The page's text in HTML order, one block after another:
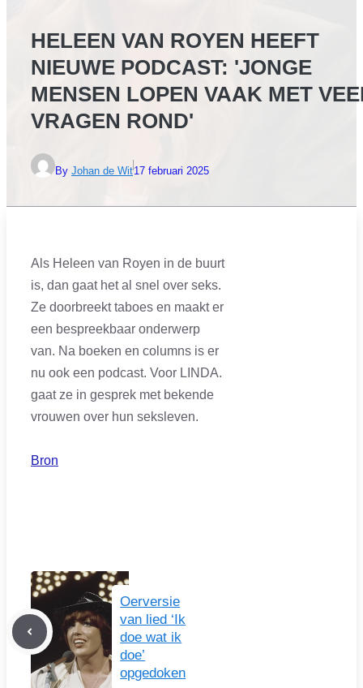
HELEEN VAN ROYEN HEEFT
NIEUWE PODCAST: 'JONGE
MENSEN LOPEN VAAK MET
VRAGEN ROND'
By Johan de Wit17 februari 2025
Als Heleen van Royen in de buurt
is, dan gaat het al snel over seks.
Ze doorbreekt taboes en maakt er
een bespreekbaar onderwerp
van. Na boeken en columns is er
nu ook een podcast. Voor LINDA.
gaat ze in gesprek met bekende
vrouwen over hun seksleven.
Bron
Oerversie
van lied ‘Ik
doe wat ik
doe’
opgedoken